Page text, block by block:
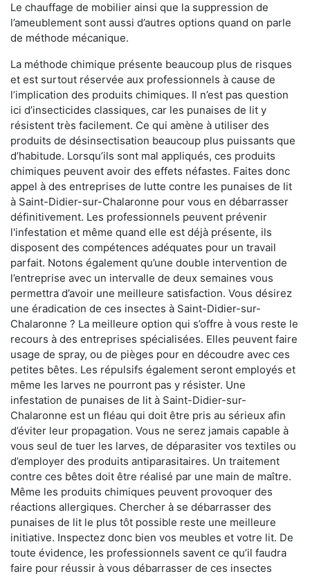
Le chauffage de mobilier ainsi que la suppression de
l’ameublement sont aussi d’autres options quand on parle
de méthode mécanique.
La méthode chimique présente beaucoup plus de risques
et est surtout réservée aux professionnels à cause de
l’implication des produits chimiques. Il n’est pas question
ici d’insecticides classiques, car les punaises de lit y
résistent très facilement. Ce qui amène à utiliser des
produits de désinsectisation beaucoup plus puissants que
d’habitude. Lorsqu’ils sont mal appliqués, ces produits
chimiques peuvent avoir des effets néfastes. Faites donc
appel à des entreprises de lutte contre les punaises de lit
à Saint-Didier-sur-Chalaronne pour vous en débarrasser
définitivement. Les professionnels peuvent prévenir
l'infestation et même quand elle est déjà présente, ils
disposent des compétences adéquates pour un travail
parfait. Notons également qu’une double intervention de
l’entreprise avec un intervalle de deux semaines vous
permettra d’avoir une meilleure satisfaction. Vous désirez
une éradication de ces insectes à Saint-Didier-sur-
Chalaronne ? La meilleure option qui s’offre à vous reste le
recours à des entreprises spécialisées. Elles peuvent faire
usage de spray, ou de pièges pour en découdre avec ces
petites bêtes. Les répulsifs également seront employés et
même les larves ne pourront pas y résister. Une
infestation de punaises de lit à Saint-Didier-sur-
Chalaronne est un fléau qui doit être pris au sérieux afin
d’éviter leur propagation. Vous ne serez jamais capable à
vous seul de tuer les larves, de déparasiter vos textiles ou
d’employer des produits antiparasitaires. Un traitement
contre ces bêtes doit être réalisé par une main de maître.
Même les produits chimiques peuvent provoquer des
réactions allergiques. Chercher à se débarrasser des
punaises de lit le plus tôt possible reste une meilleure
initiative. Inspectez donc bien vos meubles et votre lit. De
toute évidence, les professionnels savent ce qu’il faudra
faire pour réussir à vous débarrasser de ces insectes